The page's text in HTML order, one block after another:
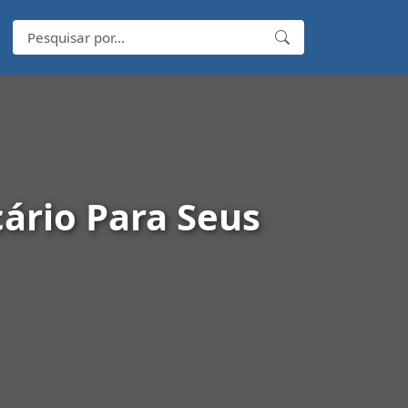
Para Seus